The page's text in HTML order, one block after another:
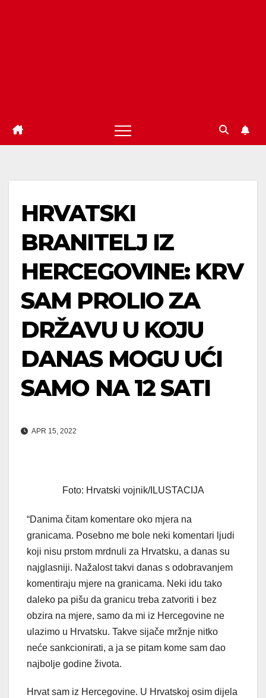
HRVATSKI
BRANITELJ IZ
HERCEGOVINE: KRV
SAM PROLIO ZA
DRŽAVU U KOJU
DANAS MOGU UĆI
SAMO NA 12 SATI
APR 15, 2022
Foto: Hrvatski vojnik/ILUSTACIJA
“Danima čitam komentare oko mjera na
granicama. Posebno me bole neki komentari ljudi
koji nisu prstom mrdnuli za Hrvatsku, a danas su
najglasniji. Nažalost takvi danas s odobravanjem
komentiraju mjere na granicama. Neki idu tako
daleko pa pišu da granicu treba zatvoriti i bez
obzira na mjere, samo da mi iz Hercegovine ne
ulazimo u Hrvatsku. Takve sijače mržnje nitko
neće sankcionirati, a ja se pitam kome sam dao
najbolje godine života.
Hrvat sam iz Hercegovine. U Hrvatskoj osim dijela